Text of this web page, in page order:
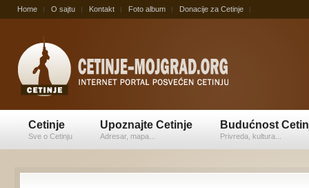
Home O sajtu Kontakt Foto album Donacije za Cetinje
Cetinje
Sve o Cetinju
Upoznajte Cetinje
Adresar, mapa...
Budućnost
Privreda, kultura...